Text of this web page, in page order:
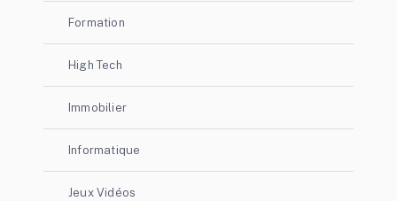
Formation
High Tech
Immobilier
Informatique
Jeux Vidéos